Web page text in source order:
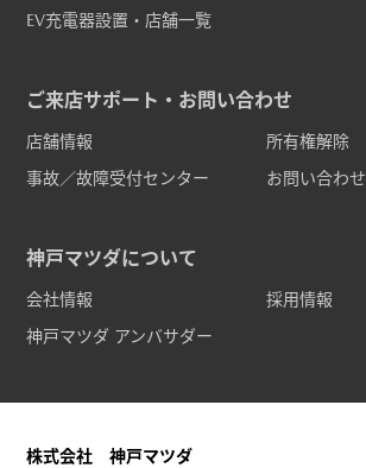
EV充電器設置・店舗一覧
ご来店サポート・お問い合わせ
店舗情報
所有権解除
事故／故障受付センター
お問い合わせ
神戸マツダについて
会社情報
採用情報
神戸マツダ アンバサダー
株式会社 神戸マツダ